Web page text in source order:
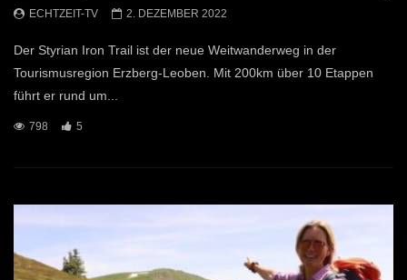
ECHTZEIT-TV 2. DEZEMBER 2022
Der Styrian Iron Trail ist der neue Weitwanderweg in der
Tourismusregion Erzberg-Leoben. Mit 200km über 10 Etappen
führt er rund um...
798 5